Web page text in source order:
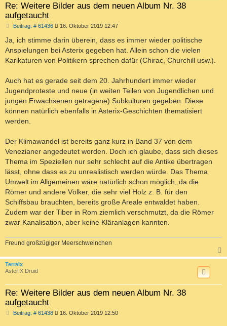
Re: Weitere Bilder aus dem neuen Album Nr. 38
aufgetaucht
Beitrag: # 61436B
r
a
g
16. Oktober 2019 12:47
Ja, ich stimme darin überein, dass es immer wieder politische
Anspielungen bei Asterix gegeben hat. Allein schon die vielen
Karikaturen von Politikern sprechen dafür (Chirac, Churchill usw.).
Auch hat es gerade seit dem 20. Jahrhundert immer wieder
Jugendproteste und neue (in weiten Teilen von Jugendlichen und
jungen Erwachsenen getragene) Subkulturen gegeben. Diese
können natürlich ebenfalls in Asterix-Geschichten thematisiert
werden.
Der Klimawandel ist bereits ganz kurz in Band 37 von dem
Venezianer angedeutet worden. Doch ich glaube, dass sich dieses
Thema im Speziellen nur sehr schlecht auf die Antike übertragen
lässt, ohne dass es zu unrealistisch werden würde. Das Thema
Umwelt im Allgemeinen wäre natürlich schon möglich, da die
Römer und andere Völker, die sehr viel Holz z. B. für den
Schiffsbau brauchten, bereits große Areale entwaldet haben.
Zudem war der Tiber in Rom ziemlich verschmutzt, da die Römer
zwar Kanalisation, aber keine Kläranlagen kannten.
Freund großzügiger Meerschweinchen
a
Terraix
AsterIX Druid
Re: Weitere Bilder aus dem neuen Album Nr. 38
aufgetaucht
Beitrag: # 61438B
16. Oktober 2019 12:50